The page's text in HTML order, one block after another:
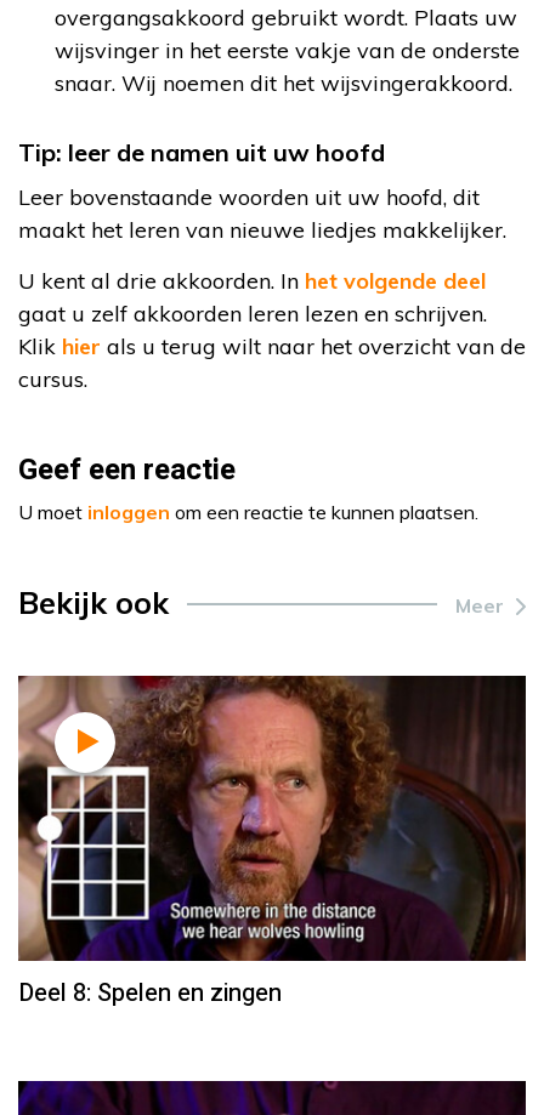
overgangsakkoord gebruikt wordt. Plaats uw
wijsvinger in het eerste vakje van de onderste
snaar. Wij noemen dit het wijsvingerakkoord.
Tip: leer de namen uit uw hoofd
Leer bovenstaande woorden uit uw hoofd, dit
maakt het leren van nieuwe liedjes makkelijker.
U kent al drie akkoorden. In het volgende deel
gaat u zelf akkoorden leren lezen en schrijven.
Klik hier als u terug wilt naar het overzicht van de
cursus.
Geef een reactie
U moet inloggen om een reactie te kunnen plaatsen.
Bekijk ook Meer
Deel 8: Spelen en zingen